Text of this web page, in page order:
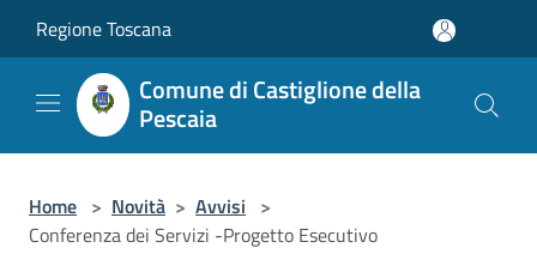
Regione Toscana
Comune di Castiglione della
Pescaia
Home > Novità > Avvisi >
Conferenza dei Servizi -Progetto Esecutivo